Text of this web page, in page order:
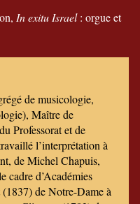
In exitu Israel: orgue et
de musicologie,
Maître de
Professorat et de
l’interprétation à
de Michel Chapuis,
cadre d’Académies
de Notre-Dame à